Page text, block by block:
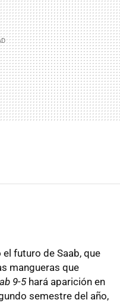
futuro de Saab, que
mangueras que
9-5hará aparición en
semestre del año,